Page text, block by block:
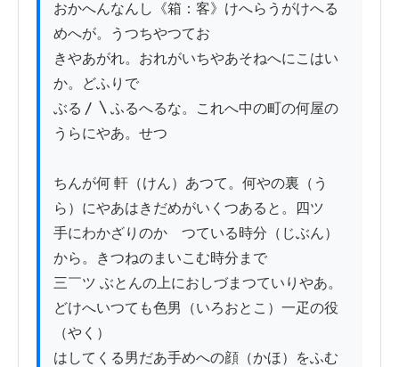
おかへんなんし《箱：客》けへらうがけへる
めへが。うつちやつてお
きやあがれ。おれがいちやあそねへにこはい
か。どふりで
ぶる〳〵ふるへるな。これへ中の町の何屋の
うらにやあ。せつ
ちんが何 軒（けん）あつて。何やの裏（う
ら）にやあはきだめがいくつあると。四ツ
手にわかざりのかゝつている時分（じぶん）
から。きつねのまいこむ時分まで
三￣ツ ぶとんの上におしづまつていりやあ。
どけへいつても色男（いろおとこ）一疋の役
（やく）
はしてくる男だあ手めへの顔（かほ）をふむ